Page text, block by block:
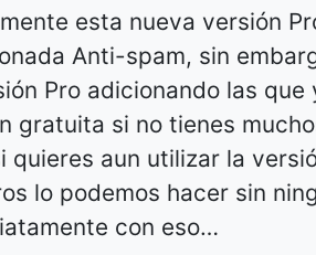
esta nueva versión
Anti-spam, sin
Pro adicionando las
gratuita si no tienes
quieres aun utilizar la
lo podemos hacer sin
con eso…